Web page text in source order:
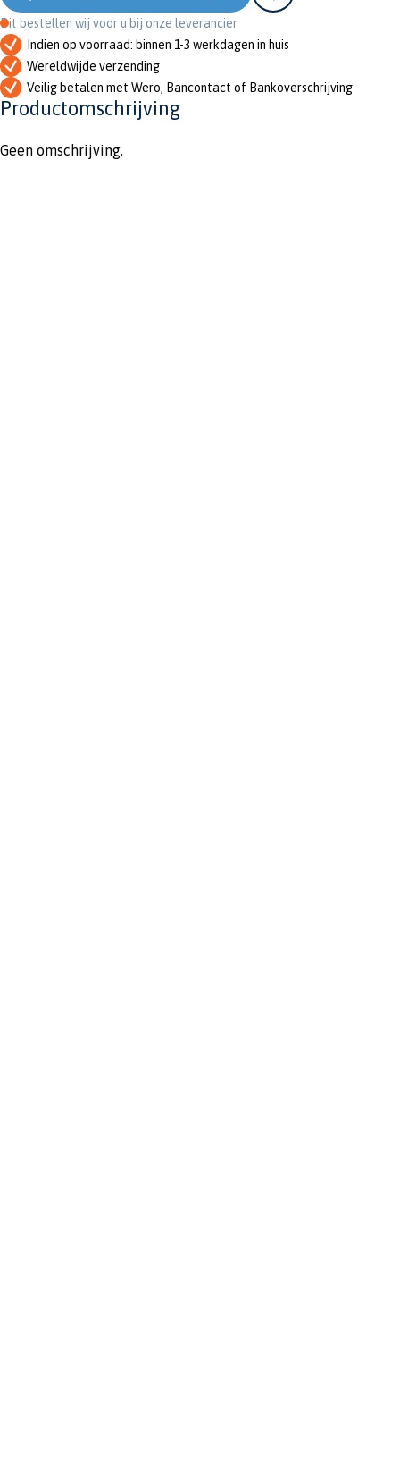
Dit bestellen wij voor u bij onze leverancier
Indien op voorraad: binnen 1-3 werkdagen in huis
Wereldwijde verzending
Veilig betalen met Wero, Bancontact of Bankoverschrijving
Productomschrijving
Geen omschrijving.